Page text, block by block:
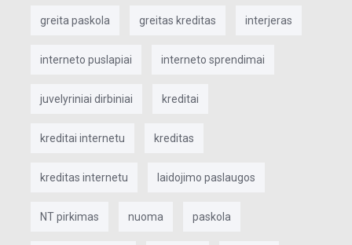
greita paskola greitas kreditas interjeras
interneto puslapiai interneto sprendimai
juvelyriniai dirbiniai kreditai
kreditai internetu kreditas
kreditas internetu laidojimo paslaugos
NT pirkimas nuoma paskola